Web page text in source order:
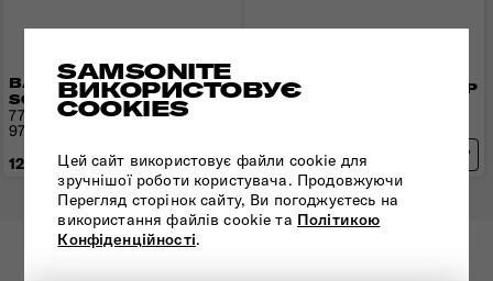
SAMSONITE
ВИКОРИСТОВУЄ
COOKIES
Цей сайт використовує файли cookie для
зручнішої роботи користувача. Продовжуючи
Перегляд сторінок сайту, Ви погоджуєтесь на
використання файлів cookie та Політикою
Конфіденційності.
ВАЛІЗА 77 СМ
SOUNDBOX
77x51,5x29,5(32,5) см | 4,2 кг |
97(110) л
12 500 грн
ВАЛІЗА 77 СМ DASHPOP
11 590 грн